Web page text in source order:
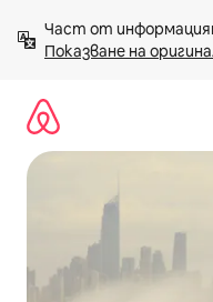
към
съдържанието
Показване на